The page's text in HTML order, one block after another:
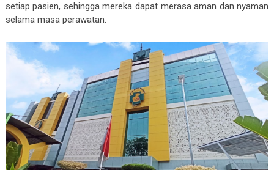
setiap pasien, sehingga mereka dapat merasa aman dan nyaman
selama masa perawatan.